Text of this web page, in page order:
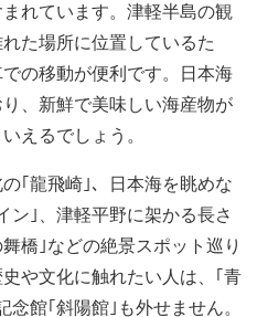
れています。津軽半島の観
た場所に位置しているた
の移動が便利です。日本海
、新鮮で美味しい海産物が
えるでしょう。
｢龍飛崎｣、日本海を眺めな
ン｣、津軽平野に架かる長さ
橋｣などの絶景スポット巡り
や文化に触れたい人は、｢青
館｢斜陽館｣も外せません。